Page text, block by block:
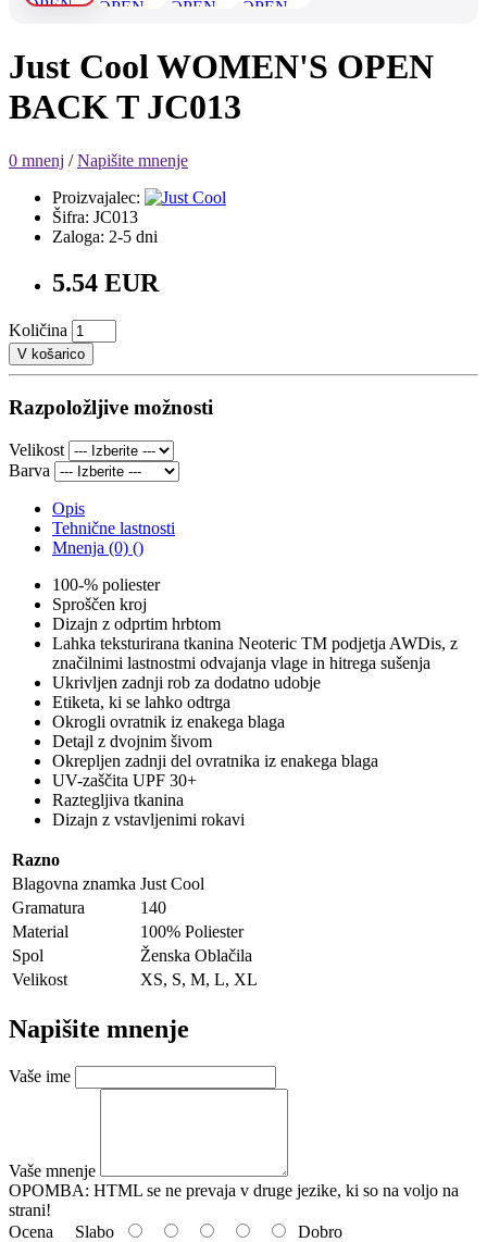
Just Cool WOMEN'S OPEN
BACK T JC013
0 mnenj /Napišite mnenje
Proizvajalec:
Šifra: JC013
Zaloga: 2-5 dni
5.54 EUR
Količina
V košarico
Razpoložljive možnosti
Velikost
Barva
Opis
Tehnične lastnosti
Mnenja (0) ()
100-% poliester
Sproščen kroj
Dizajn z odprtim hrbtom
Lahka teksturirana tkanina Neoteric TM podjetja AWDis, z
značilnimi lastnostmi odvajanja vlage in hitrega sušenja
Ukrivljen zadnji rob za dodatno udobje
Etiketa, ki se lahko odtrga
Okrogli ovratnik iz enakega blaga
Detajl z dvojnim šivom
Okrepljen zadnji del ovratnika iz enakega blaga
UV-zaščita UPF 30+
Raztegljiva tkanina
Dizajn z vstavljenimi rokavi
Razno
Blagovna znamka Just Cool
Gramatura
140
Material
100% Poliester
Spol
Ženska Oblačila
Velikost
XS, S, M, L, XL
Napišite mnenje
Vaše ime
Vaše mnenje
OPOMBA: HTML se ne prevaja v druge jezike, ki so na voljo na
strani!
Ocena Slabo Dobro